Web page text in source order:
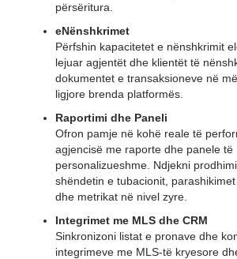
përsëritura.
eNënshkrimet
Përfshin kapacitetet e nënshkrimit
lejuar agjentët dhe klientët të
dokumentet e transaksioneve në
ligjore brenda platformës.
Raportimi dhe Paneli
Ofron pamje në kohë reale të
agjencisë me raporte dhe panele të
personalizueshme. Ndjekni
shëndetin e tubacionit,
dhe metrikat në nivel zyre.
Integrimet me MLS dhe CRM
Sinkronizoni listat e pronave dhe
integrimeve me MLS-të kryesore